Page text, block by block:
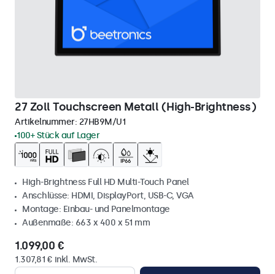
27 Zoll Touchscreen Metall (High-Brightness)
Artikelnummer: 27HB9M/U1
100+ Stück auf Lager
High-Brightness Full HD Multi-Touch Panel
Anschlüsse: HDMI, DisplayPort, USB-C, VGA
Montage: Einbau- und Panelmontage
Außenmaße: 663 x 400 x 51 mm
1.099,00 €
1.307,81 € inkl. MwSt.